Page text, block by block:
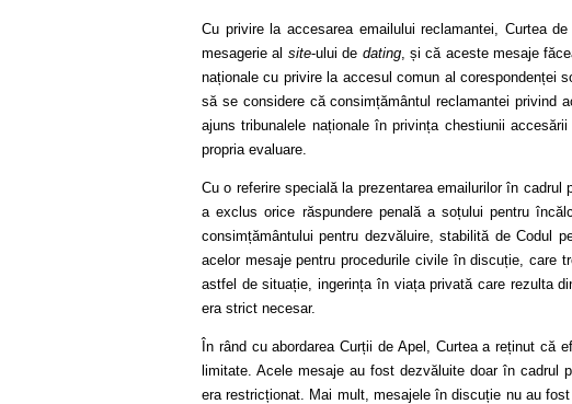
Cu privire la accesarea emailului reclamantei, Curtea
mesagerie al site-ului de dating, și că aceste mesaje
naționale cu privire la accesul comun al
să se considere că consimțământul reclamantei
ajuns tribunalele naționale în privința chestiunii
propria evaluare.
Cu o referire specială la prezentarea emailurilor în cadrul
a exclus orice răspundere penală a soțului pentru
consimțământului pentru dezvăluire, stabilită de Codul
acelor mesaje pentru procedurile civile în discuție, care
astfel de situație, ingerința în viața privată care rezulta
era strict necesar.
În rând cu abordarea Curții de Apel, Curtea a reținut că
limitate. Acele mesaje au fost dezvăluite doar în cadrul
era restricționat. Mai mult, mesajele în discuție nu au